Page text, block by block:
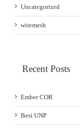
Uncategorized
wiremesh
Recent Posts
Ember COR
Besi UNP